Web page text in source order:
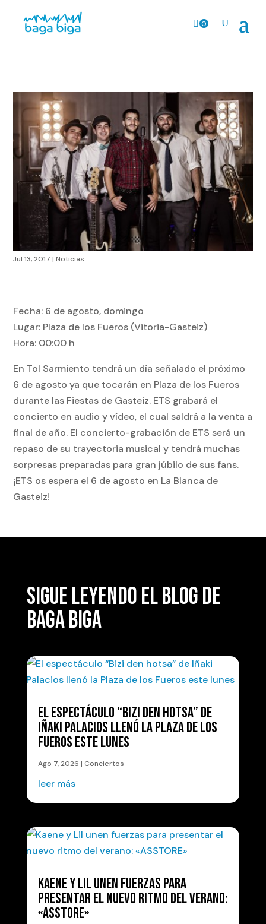
0
Jul 13, 2017 |Noticias
Fecha: 6 de agosto, domingo
Lugar: Plaza de los Fueros (Vitoria-Gasteiz)
Hora: 00:00 h
En Tol Sarmiento tendrá un día señalado el próximo
6 de agosto ya que tocarán en Plaza de los Fueros
durante las Fiestas de Gasteiz. ETS grabará el
concierto en audio y vídeo, el cual saldrá a la venta a
final de año. El concierto-grabación de ETS será un
repaso de su trayectoria musical y tendrá muchas
sorpresas preparadas para gran júbilo de sus fans.
¡ETS os espera el 6 de agosto en La Blanca de
Gasteiz!
SIGUE LEYENDO EL BLOG DE
BAGA BIGA
EL ESPECTÁCULO “BIZI DEN HOTSA” DE
IÑAKI PALACIOS LLENÓ LA PLAZA DE LOS
FUEROS ESTE LUNES
Ago 7, 2026 | Conciertos
leer más
KAENE Y LIL UNEN FUERZAS PARA
PRESENTAR EL NUEVO RITMO DEL VERANO:
«ASSTORE»